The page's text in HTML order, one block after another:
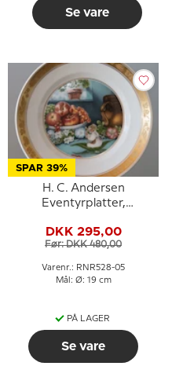
Se vare
SPAR 39%
H. C. Andersen
Eventyrplatter,
af Royal Copenhagen
DKK 295,00
Før: DKK 480,00
Varenr.: RNR528-05
Mål: Ø: 19 cm
PÅ LAGER
Se vare